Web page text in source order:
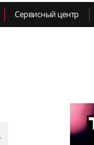
Сервисный центр